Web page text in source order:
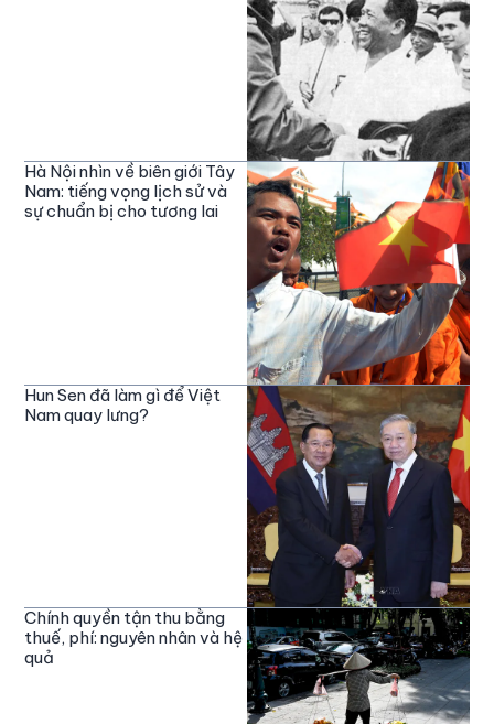
Hà Nội nhìn về biên giới Tây
Nam: tiếng vọng lịch sử và
sự chuẩn bị cho tương lai
Hun Sen đã làm gì để Việt
Nam quay lưng?
Chính quyền tận thu bằng
thuế, phí: nguyên nhân và hệ
quả